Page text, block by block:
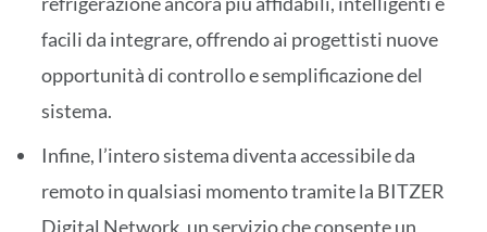
facili da integrare, offrendo ai progettisti nuove
opportunità di controllo e semplificazione del
sistema.
Infine, l’intero sistema diventa accessibile da
remoto in qualsiasi momento tramite la BITZER
Digital Network, un servizio che consente un